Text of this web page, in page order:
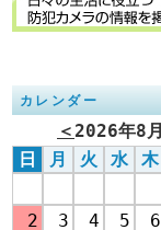
カレンダー
＜ 2026年8月
日
月 火 水 木
2
3 4 5 6